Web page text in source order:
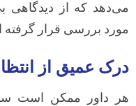
می‌دهد که از دیدگاهی
مورد بررسی قرار
درک عمیق از
هر داور ممکن است